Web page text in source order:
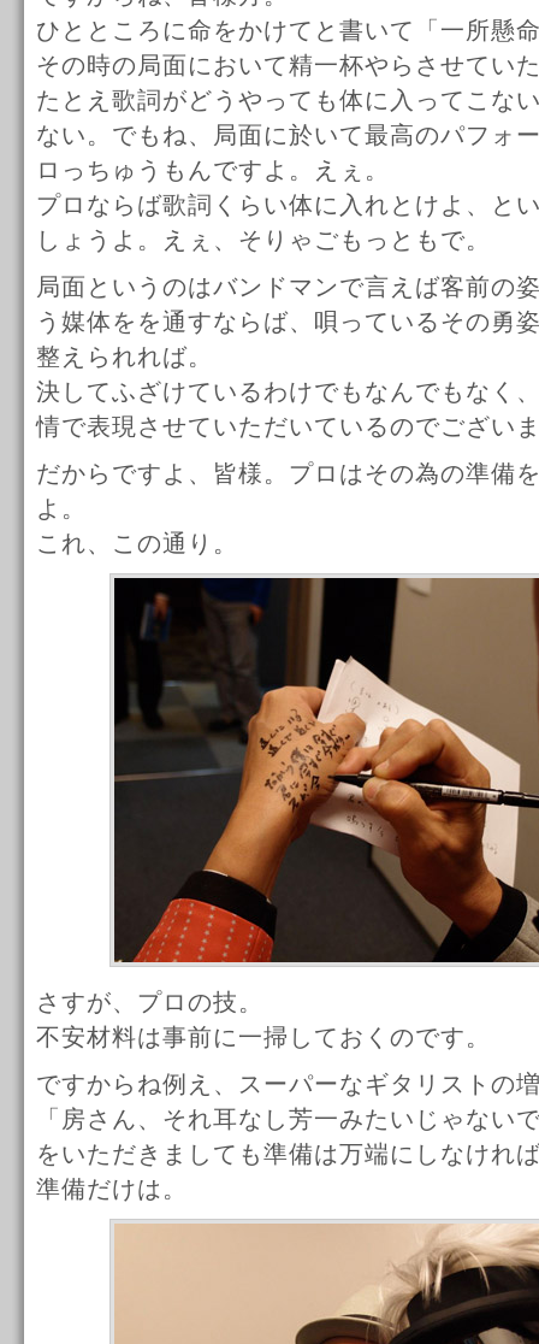
ひとところに命をかけてと書いて「一所懸
その時の局面において精一杯やらさせてい
たとえ歌詞がどうやっても体に入ってこな
ない。でもね、局面に於いて最高のパフォ
ロっちゅうもんですよ。えぇ。
プロならば歌詞くらい体に入れとけよ、と
しょうよ。えぇ、そりゃごもっともで。
局面というのはバンドマンで言えば客前の
う媒体をを通すならば、唄っているその勇
整えられれば。
決してふざけているわけでもなんでもなく
情で表現させていただいているのでござい
だからですよ、皆様。プロはその為の準備
よ。
これ、この通り。
さすが、プロの技。
不安材料は事前に一掃しておくのです。
ですからね例え、スーパーなギタリストの
「房さん、それ耳なし芳一みたいじゃない
をいただきましても準備は万端にしなけれ
準備だけは。